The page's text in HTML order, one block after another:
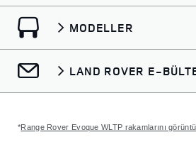
deneyiminizi geliştirmek ve
profilleme, segmentasyon ve
ihtiyaçlarına, tercihlerine ve ilgi
ürün/hizmetleri sunmak;
ölçmek.
MODELLER
LAND ROVER E-
*Range Rover Evoque WLTP rakamlarını